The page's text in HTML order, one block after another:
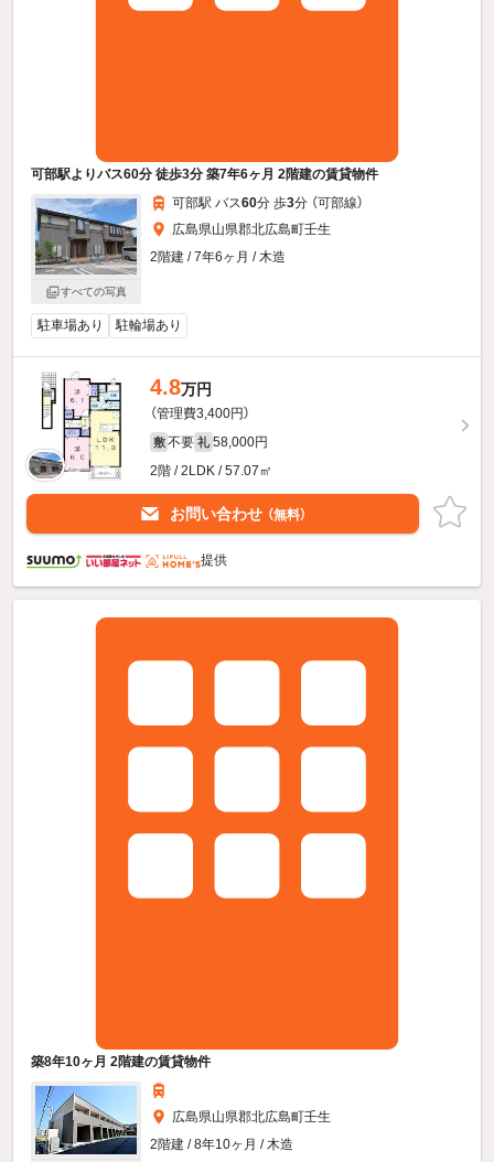
可部駅よりバス60分 徒歩3分 築7年6ヶ月 2階建の賃貸物件
すべての写真
可部駅 バス60分 歩3分 （可部線）
広島県山県郡北広島町壬生
2階建 / 7年6ヶ月 / 木造
駐車場あり 駐輪場あり
4.8万円
（管理費3,400円）
敷 不要 礼 58,000円
2階 / 2LDK / 57.07㎡
お問い合わせ （無料）
提供
築8年10ヶ月 2階建の賃貸物件
広島県山県郡北広島町壬生
2階建 / 8年10ヶ月 / 木造